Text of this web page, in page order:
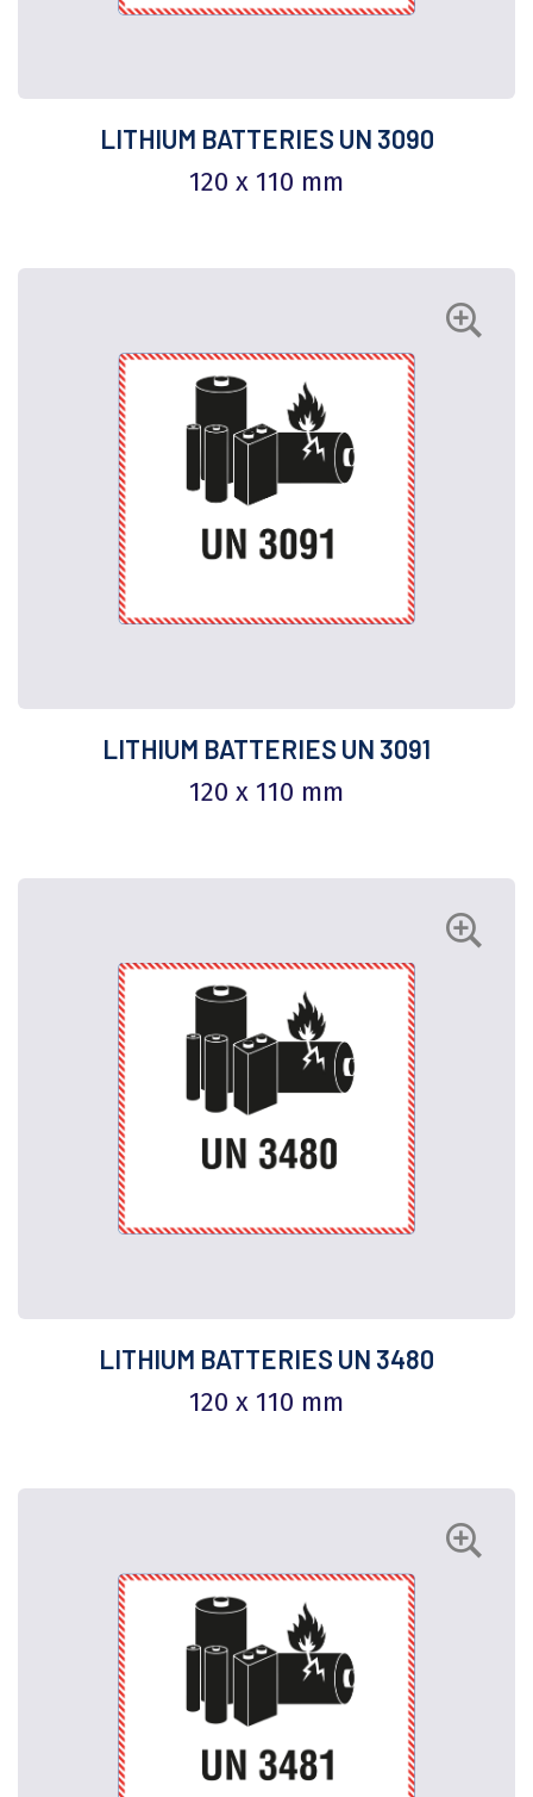
LITHIUM BATTERIES UN 3090
120 x 110 mm
LITHIUM BATTERIES UN 3091
120 x 110 mm
LITHIUM BATTERIES UN 3480
120 x 110 mm